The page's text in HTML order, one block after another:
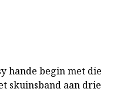
hande begin met die
skuinsband aan drie